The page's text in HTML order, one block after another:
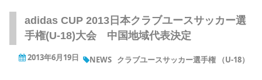
adidas CUP 2013日本クラブユースサッカー選
手権(U-18)大会 中国地域代表決定
2013年6月19日 NEWS クラブユースサッカー選手権 （U-18）